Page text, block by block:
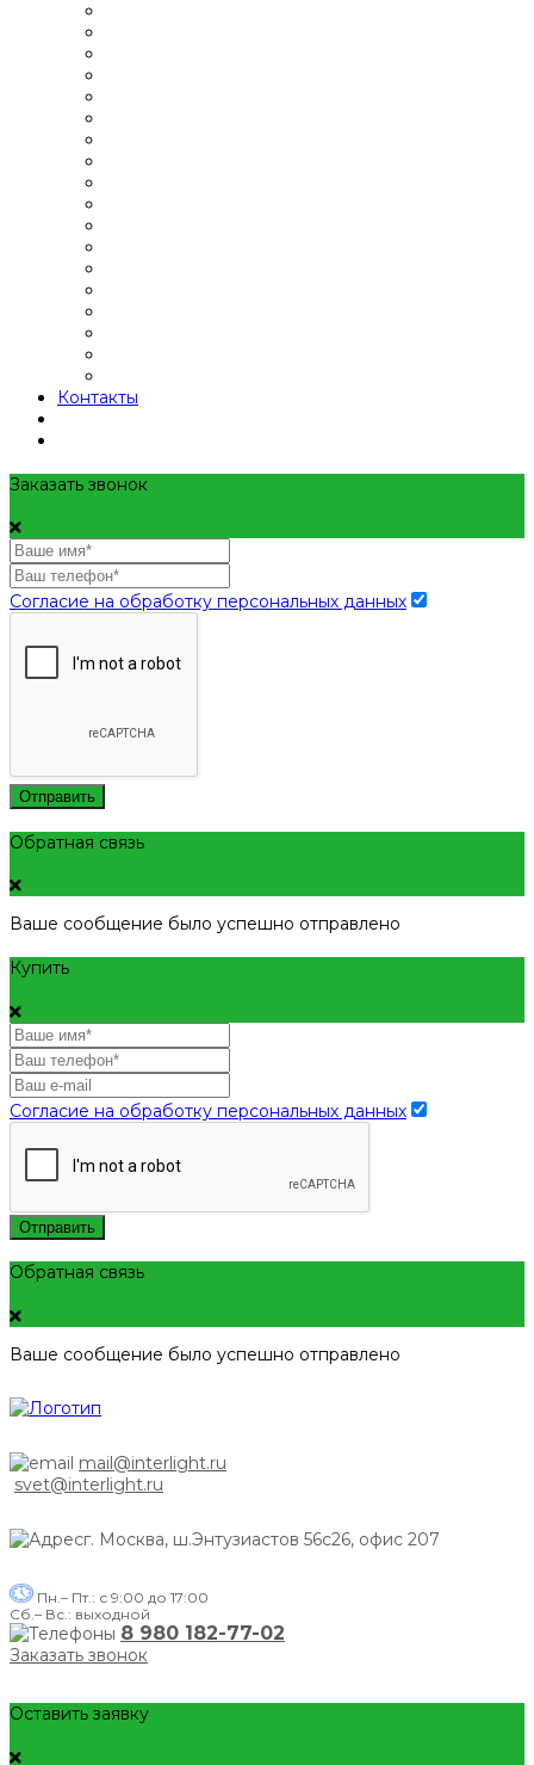
Контакты
Заказать звонок
Согласие на обработку персональных данных
Отправить
Обратная связь
Ваше сообщение было успешно отправлено
Купить
Согласие на обработку персональных данных
Отправить
Обратная связь
Ваше сообщение было успешно отправлено
mail@interlight.ru
svet@interlight.ru
г. Москва, ш.Энтузиастов 56с26, офис 207
Пн.– Пт.: с 9:00 до 17:00
Сб.– Вс.: выходной
8 980 182-77-02
Заказать звонок
Оставить заявку